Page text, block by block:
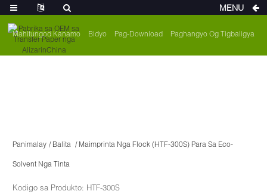
Mahitungod Kanamo Bidyo Pag-Download Paghangyo Og Tigbaligya
Panimalay Balita Maimprinta Nga Flock (HTF-300S) Para Sa Eco-
Solvent Nga Tinta
Kodigo sa Produkto: HTF-300S
MENU